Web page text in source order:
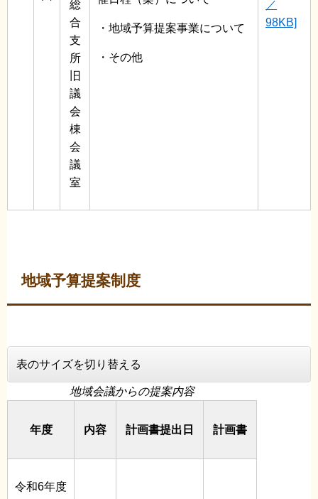
総
合
支
所
旧
議
会
棟
会
議
室
・地域予算提案事業について
・その他
／
98KB]
地域予算提案制度
表のサイズを切り替える
地域会議からの提案内容
年度 内容 計画書提出日 計画書
令和6年度